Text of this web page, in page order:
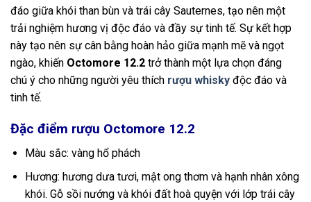
đáo giữa khói than bùn và trái cây Sauternes, tạo nên một
trải nghiệm hương vị độc đáo và đầy sự tinh tế. Sự kết hợp
này tạo nên sự cân bằng hoàn hảo giữa mạnh mẽ và ngọt
ngào, khiến Octomore 12.2 trở thành một lựa chọn đáng
chú ý cho những người yêu thích rượu whisky độc đáo và
tinh tế.
Đặc điểm rượu Octomore 12.2
Màu sắc: vàng hổ phách
Hương: hương dưa tươi, mật ong thơm và hạnh nhân xông
khói. Gỗ sồi nướng và khói đất hoà quyện với lớp trái cây